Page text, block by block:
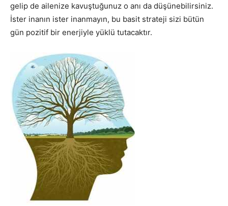
gelip de ailenize kavuştuğunuz o anı da düşünebilirsiniz.
İster inanın ister inanmayın, bu basit strateji sizi bütün
gün pozitif bir enerjiyle yüklü tutacaktır.